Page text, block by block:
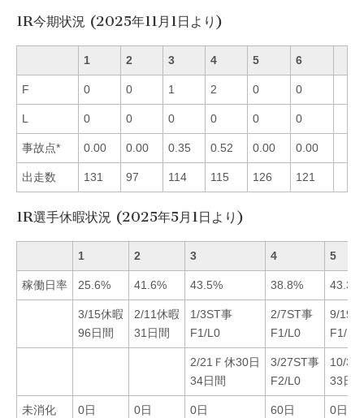
1R今期状況 (2025年11月1日より)
1 2 3 4 5 6
F 0 0 1 2 0 0
L 0 0 0 0 0 0
事故点* 0.00 0.00 0.35 0.52 0.00 0.00
出走数 131 97 114 115 126 121
1R選手休暇状況 (2025年5月1日より)
1 2 3 4 5
稼働日率 25.6% 41.6% 43.5% 38.8% 43.3%
3/15休暇
96日間
2/11休暇
31日間
1/3ST事
F1/L0
2/7ST事
F1/L0
9/
F1/L0
2/21Ｆ休30日
34日間
3/27ST事
F2/L0
10/30
33日
未消化 0日 0日 0日 60日 0日